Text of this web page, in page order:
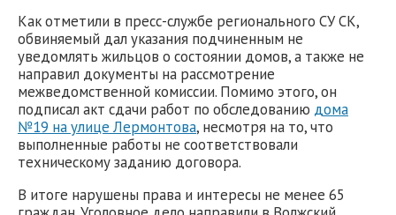
Как отметили в пресс-службе регионального СУ СК,
обвиняемый дал указания подчиненным не
уведомлять жильцов о состоянии домов, а также не
направил документы на рассмотрение
межведомственной комиссии. Помимо этого, он
подписал акт сдачи работ по обследованию дома
№19 на улице Лермонтова, несмотря на то, что
выполненные работы не соответствовали
техническому заданию договора.
В итоге нарушены права и интересы не менее 65